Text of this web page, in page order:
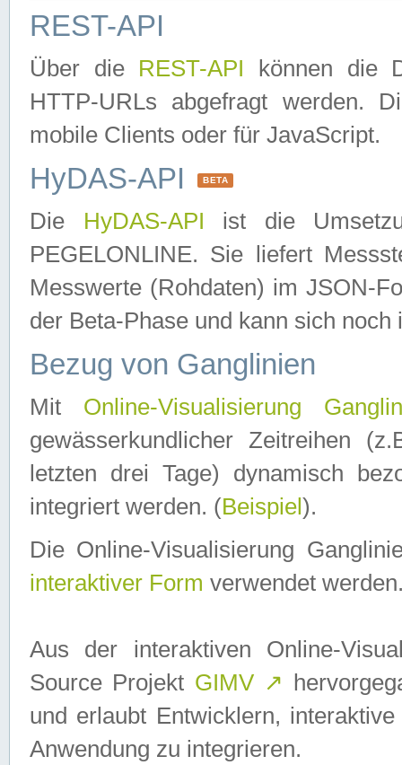
REST-API
Über die REST-API können die
HTTP-URLs abgefragt werden.
mobile Clients oder für JavaScript.
HyDAS-API BETA
Die HyDAS-API ist die
PEGELONLINE. Sie liefert
Messwerte (Rohdaten) im JSON-
der Beta-Phase und kann sich noch
Bezug von Ganglinien
Mit Online-Visualisierung
gewässerkundlicher Zeitreihen
letzten drei Tage) dynamisch
integriert werden. (Beispiel ).
Die Online-Visualisierung
interaktiver Form verwendet
Aus der interaktiven Online-
Source Projekt GIMV ↗
und erlaubt Entwicklern,
Anwendung zu integrieren.